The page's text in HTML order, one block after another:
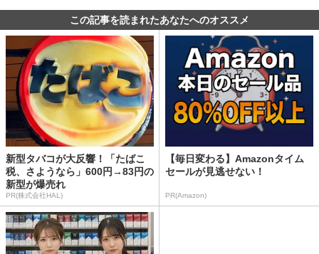
この記事を読まれたあなたへのオススメ
新型タバコが大反響！「たばこ
税、さようなら」600円→83円の
新型が爆売れ
PR(株式会社HAL)
【毎日変わる】Amazonタイム
セールが見逃せない！
PR(Amazon)